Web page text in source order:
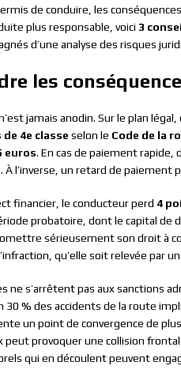
de conduire, les
plus responsable, voici 3
d’une analyse des risques
les
jamais anodin. Sur le plan
4e classe selon le Code de la
euros. En cas de paiement
À l’inverse, un retard de paiement
financier, le conducteur perd 4
probatoire, dont le capital de
sérieusement son droit à
qu’elle soit relevée par
ne s’arrêtent pas aux sanctions
30 % des accidents de la route
un point de convergence de
peut provoquer une collision
qui en découlent peuvent